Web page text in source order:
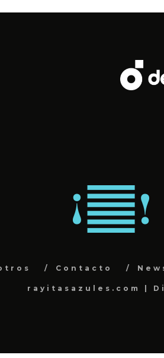
Contacto
rayitasazules.com |